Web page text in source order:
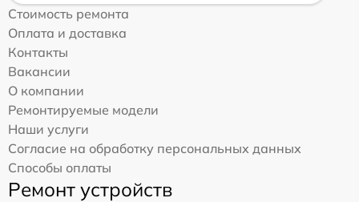
Стоимость ремонта
Оплата и доставка
Контакты
Вакансии
О компании
Ремонтируемые модели
Наши услуги
Согласие на обработку персональных данных
Способы оплаты
Ремонт устройств